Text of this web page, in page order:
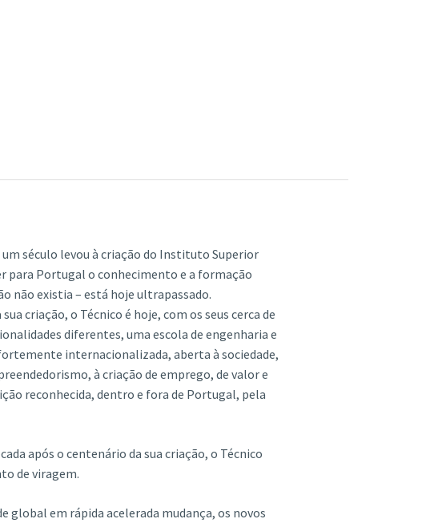
um século levou à criação do Instituto Superior
para Portugal o conhecimento e a formação
não existia – está hoje ultrapassado.
criação, o Técnico é hoje, com os seus cerca de
diferentes, uma escola de engenharia e
internacionalizada, aberta à sociedade,
à criação de emprego, de valor e
reconhecida, dentro e fora de Portugal, pela
após o centenário da sua criação, o Técnico
de viragem.
global em rápida acelerada mudança, os novos